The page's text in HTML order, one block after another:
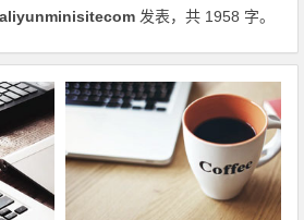
aliyunminisitecom 发表，共 1958 字。